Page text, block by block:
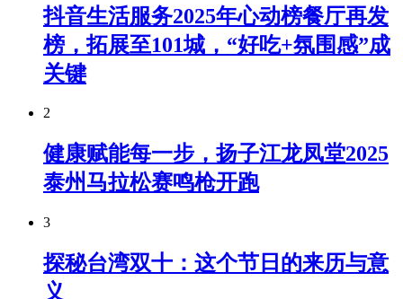
抖音生活服务2025年心动榜餐厅再发
榜，拓展至101城，“好吃+氛围感”成
关键
2
健康赋能每一步，扬子江龙凤堂2025
泰州马拉松赛鸣枪开跑
3
探秘台湾双十：这个节日的来历与意
义